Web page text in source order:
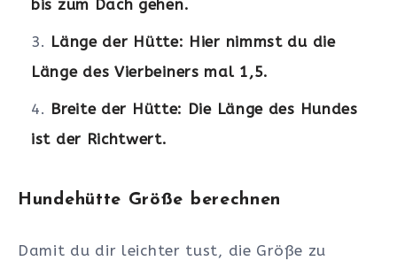
bis zum Dach gehen.
Länge der Hütte: Hier nimmst du die
Länge des Vierbeiners mal 1,5.
Breite der Hütte: Die Länge des Hundes
ist der Richtwert.
Hundehütte Größe berechnen
Damit du dir leichter tust, die Größe zu